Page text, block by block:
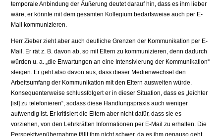
temporale Anbindung der Äußerung deutet darauf hin, dass es ihm lieber
wäre, er könnte mit dem gesamten Kollegium bedarfsweise auch per E-
Mail kommunizieren.
Herr Zieber zieht aber auch deutliche Grenzen der Kommunikation per E-
Mail. Er rät z. B. davon ab, so mit Eltern zu kommunizieren, denn dadurch
würden u. a. „die Erwartungen an eine Intensivierung der Kommunikation“
steigen. Er geht also davon aus, dass dieser Medienwechsel den
Arbeitsumfang der Kommunikation mit den Eltern ausweiten würde.
Konsequenterweise schlussfolgert er in dieser Situation, dass es „leichter
[ist] zu telefonieren“, sodass diese Handlungspraxis auch weniger
aufwendig ist. Er kritisiert die Eltern aber nicht dafür, dass sie es
vorziehen, von den Lehrkräften Informationen per E-Mail zu erhalten. Die